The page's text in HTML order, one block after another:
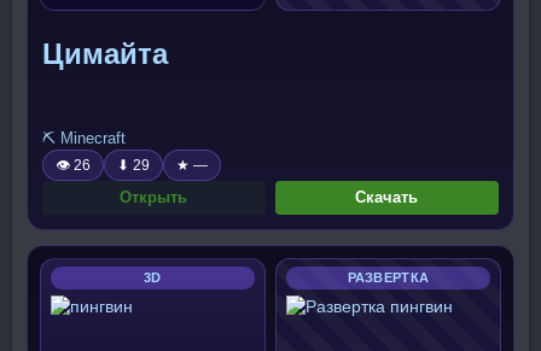
Цимайта
⛏️ Minecraft
👁 26 ⬇ 29 ★ —
Открыть Скачать
3D РАЗВЕРТКА